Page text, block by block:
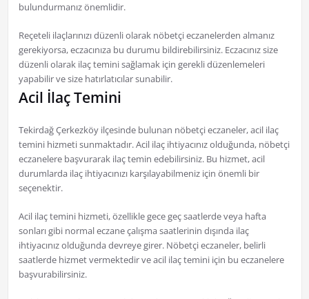
bulundurmanız önemlidir.
Reçeteli ilaçlarınızı düzenli olarak nöbetçi eczanelerden almanız
gerekiyorsa, eczacınıza bu durumu bildirebilirsiniz. Eczacınız size
düzenli olarak ilaç temini sağlamak için gerekli düzenlemeleri
yapabilir ve size hatırlatıcılar sunabilir.
Acil İlaç Temini
Tekirdağ Çerkezköy ilçesinde bulunan nöbetçi eczaneler, acil ilaç
temini hizmeti sunmaktadır. Acil ilaç ihtiyacınız olduğunda, nöbetçi
eczanelere başvurarak ilaç temin edebilirsiniz. Bu hizmet, acil
durumlarda ilaç ihtiyacınızı karşılayabilmeniz için önemli bir
seçenektir.
Acil ilaç temini hizmeti, özellikle gece geç saatlerde veya hafta
sonları gibi normal eczane çalışma saatlerinin dışında ilaç
ihtiyacınız olduğunda devreye girer. Nöbetçi eczaneler, belirli
saatlerde hizmet vermektedir ve acil ilaç temini için bu eczanelere
başvurabilirsiniz.